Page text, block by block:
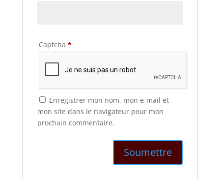
Captcha *
Enregistrer mon nom, mon e-mail et
mon site dans le navigateur pour mon
prochain commentaire.